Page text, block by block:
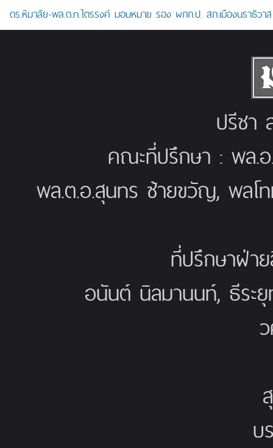
ดร.หิมาลัย-พล.ต.ท.ไตรรงค์ มอบหมาย รอง ผกก.ป. สภ.เมืองนราธิว
ปรีชา
คณะที่ปรึกษา : พล.
พล.ต.อ.สุนทร ซ้ายขวัญ, พล
ที่ปรึกษาฝ่า
อนันต์ นิลมานนท์, ธีร
บ